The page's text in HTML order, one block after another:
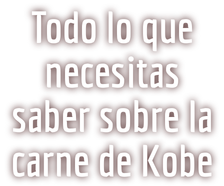
Todo lo que
necesitas
saber sobre la
carne de Kobe